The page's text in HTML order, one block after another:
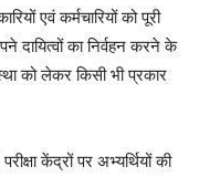
एवं कर्मचारियों को पूरी
दायित्वों का निर्वहन करने के
को लेकर किसी भी प्रकार
केंद्रों पर अभ्यर्थियों की